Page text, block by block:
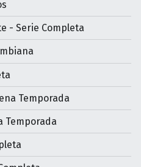
- Serie Completa
Temporada
Temporada